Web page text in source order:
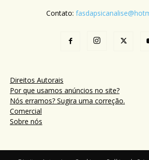
Contato:
Direitos Autorais
Por que usamos anúncios no site?
Nós erramos? Sugira uma correção.
Comercial
Sobre nós